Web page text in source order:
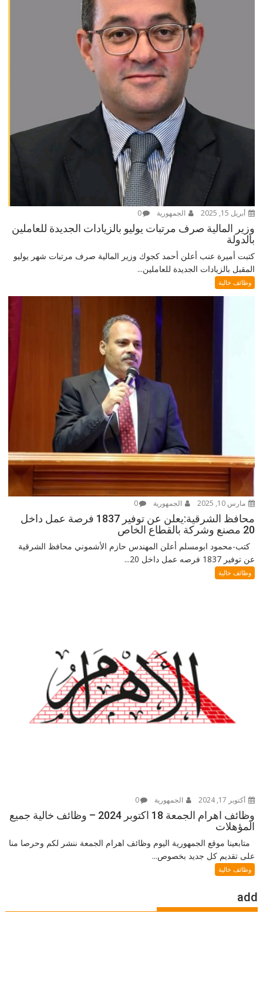
أبريل 15, 2025 الجمهورية 0
وزير المالية صرف مرتبات يوليو بالزيادات الجديدة للعاملين
بالدولة
كتبت أميرة عنب أعلن أحمد كجوك وزير المالية صرف مرتبات شهر يوليو
المقبل بالزيادات الجديدة للعاملين...
وظائف خالية
مارس 10, 2025 الجمهورية 0
محافظ الشرقية:يعلن عن توفير 1837 فرصة عمل داخل
20 مصنع وشركة بالقطاع الخاص
كتب-محمود ابومسلم أعلن المهندس حازم الأشموني محافظ الشرقية
عن توفير 1837 فرصه عمل داخل 20...
وظائف خالية
أكتوبر 17, 2024 الجمهورية 0
وظائف اهرام الجمعة 18 اكتوبر 2024 – وظائف خالية جميع
المؤهلات
متابعينا موقع الجمهورية اليوم وظائف اهرام الجمعة ننشر لكم وحرصا منا
على تقديم كل جديد بخصوص...
وظائف خالية
add